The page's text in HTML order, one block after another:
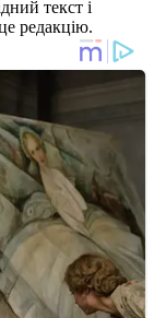
текст і
редакцію.